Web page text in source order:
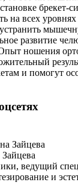
брекет-
на всех уровнях
развитие
ношения
и помогут
ведущий
и